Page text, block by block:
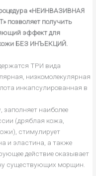
«НЕИНВАЗИВНАЯ
позволяет получить
эффект для
БЕЗ ИНЪЕКЦИЙ.
ТРИ вида
низкомолекулярная
инкапсулированная в
заполняет наиболее
(дряблая кожа,
стимулирует
и эластина, а также
действие оказывает
существующих морщин.